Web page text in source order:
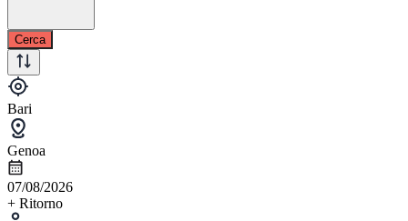
Cerca
Bari
Genoa
07/08/2026
+ Ritorno